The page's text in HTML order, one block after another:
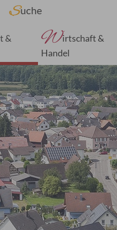
&
Wirtschaft &
Handel